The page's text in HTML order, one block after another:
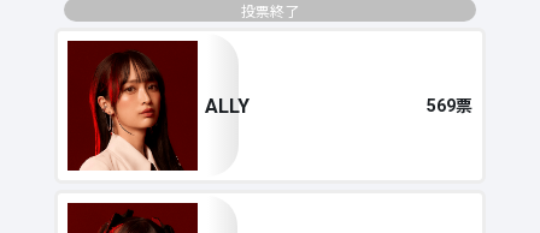
投票終了
ALLY 569票